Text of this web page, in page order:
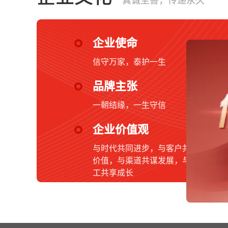
企业使命
信守万家，泰护一生
品牌主张
一朝结缘，一生守信
企业价值观
与时代共同进步，与客户共创
价值，与渠道共谋发展，与员
工共享成长